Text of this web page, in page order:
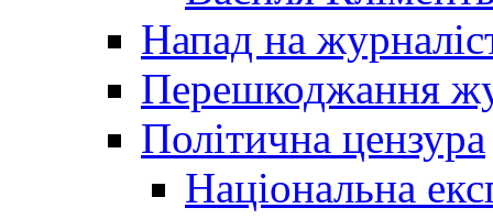
Напад на
Перешкоджання
Політична цензура
Національна